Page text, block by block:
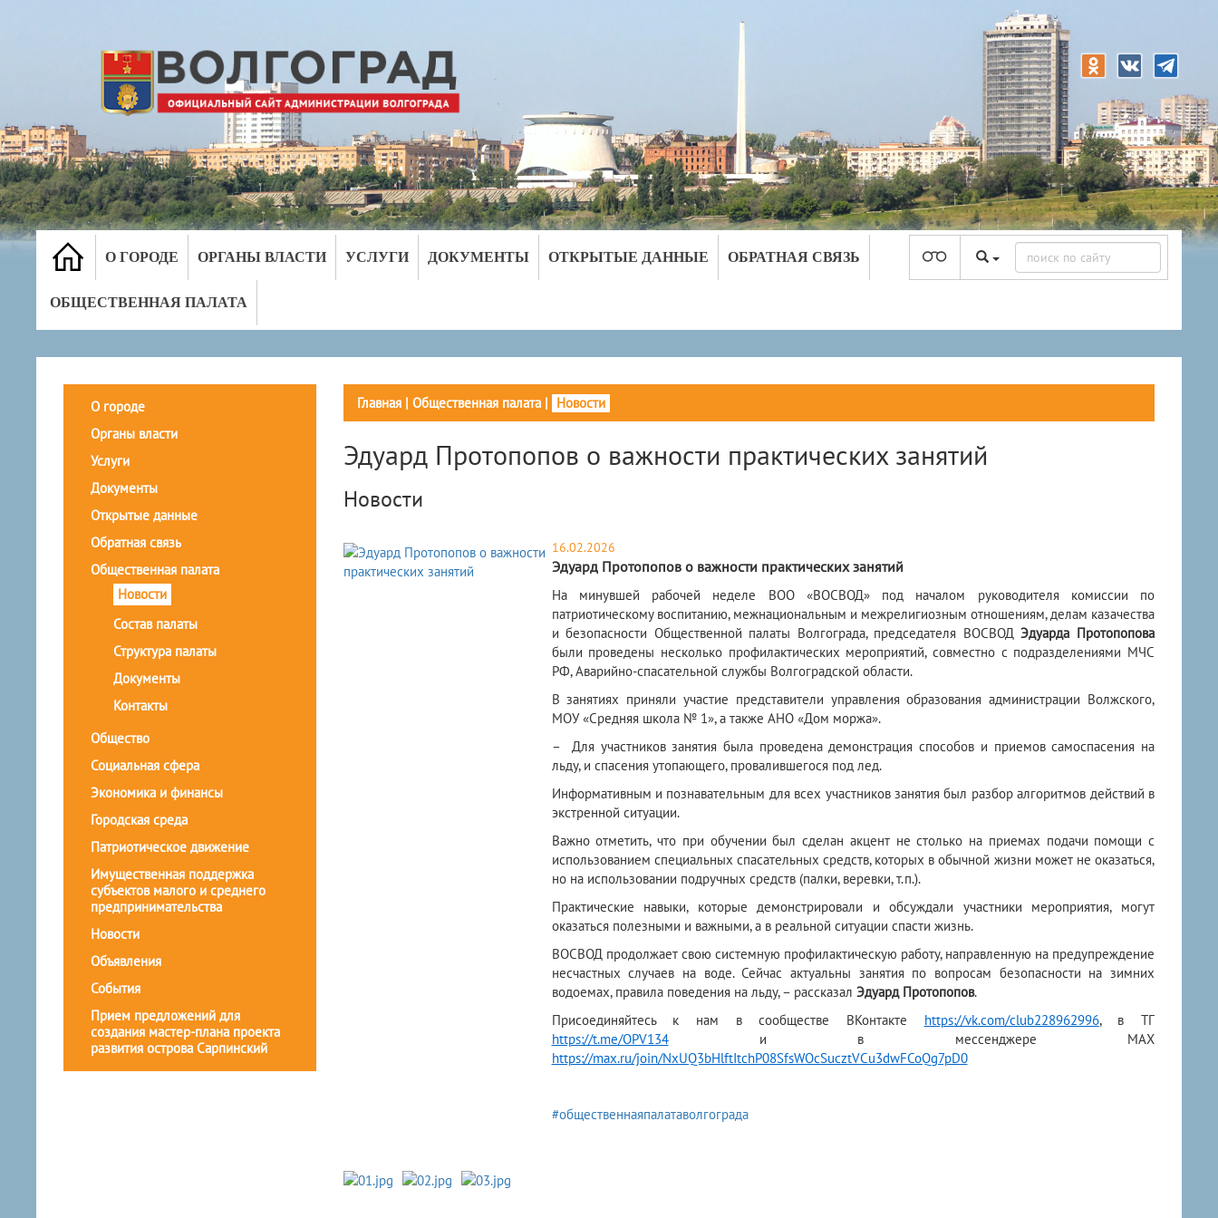
О ГОРОДЕ ОРГАНЫ ВЛАСТИ УСЛУГИ ДОКУМЕНТЫ ОТКРЫТЫЕ ДАННЫЕ ОБРАТНАЯ СВЯЗЬ
ОБЩЕСТВЕННАЯ ПАЛАТА
О городе
Органы власти
Услуги
Документы
Открытые данные
Обратная связь
Общественная палата
Новости
Состав палаты
Структура палаты
Документы
Контакты
Общество
Социальная сфера
Экономика и финансы
Городская среда
Патриотическое движение
Имущественная поддержка
субъектов малого и среднего
предпринимательства
Новости
Объявления
События
Прием предложений для
создания мастер-плана проекта
развития острова Сарпинский
Главная| Общественная палата| Новости
Эдуард Протопопов о важности практических занятий
Новости
16.02.2026
Эдуард Протопопов о важности практических занятий
​На минувшей рабочей неделе ВОО «ВОСВОД» под началом руководителя комиссии по
патриотическому воспитанию, межнациональным и межрелигиозным отношениям, делам казачества
и безопасности Общественной палаты Волгограда, председателя ВОСВОДЭдуарда Протопопова
были проведены несколько профилактических мероприятий, совместно с подразделениями МЧС
РФ, Аварийно-спасательной службы Волгоградской области.
В занятиях приняли участие представители управления образования администрации Волжского,
МОУ «Средняя школа № 1», а также АНО «Дом моржа».
– Для участников занятия была проведена демонстрация способов и приемов самоспасения на
льду, и спасения утопающего, провалившегося под лед.
Информативным и познавательным для всех участников занятия был разбор алгоритмов действий в
экстренной ситуации.
Важно отметить, что при обучении был сделан акцент не столько на приемах подачи помощи с
использованием специальных спасательных средств, которых в обычной жизни может не оказаться,
но на использовании подручных средств (палки, веревки, т.п.).
Практические навыки, которые демонстрировали и обсуждали участники мероприятия, могут
оказаться полезными и важными, а в реальной ситуации спасти жизнь.
ВОСВОД продолжает свою системную профилактическую работу, направленную на предупреждение
несчастных случаев на воде. Сейчас актуальны занятия по вопросам безопасности на зимних
водоемах, правила поведения на льду, – рассказал Эдуард Протопопов.
Присоединяйтесь к нам в сообществе ВКонтакте https://vk.com/club228962996, в ТГ
https://t.me/OPV134и в мессенджере МАХ
https://max.ru/join/NxUQ3bHlftItchP08SfsWOcSucztVCu3dwFCoQg7pD0
#общественнаяпалатаволгограда